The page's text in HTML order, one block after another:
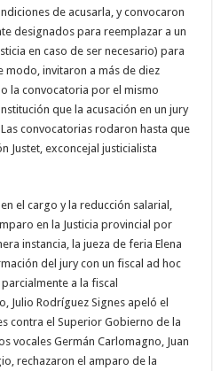
de acusarla, y convocaron
designados para reemplazar a un
en caso de ser necesario) para
modo, invitaron a más de diez
la convocatoria por el mismo
que la acusación en un jury
convocatorias rodaron hasta que
Justet, exconcejal justicialista
el cargo y la reducción salarial,
en la Justicia provincial por
instancia, la jueza de feria Elena
del jury con un fiscal ad hoc
a la fiscal
Julio Rodríguez Signes apeló el
contra el Superior Gobierno de la
vocales Germán Carlomagno, Juan
rechazaron el amparo de la